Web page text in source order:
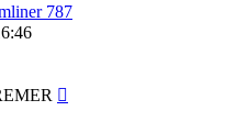
787